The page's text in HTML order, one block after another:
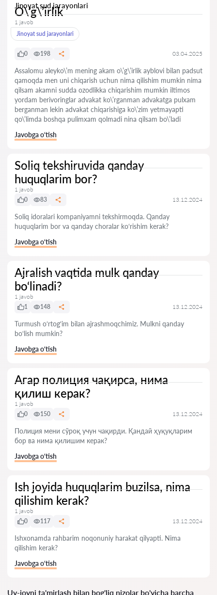
Jinoyat sud jarayonlari
O\’g\’irlik
1 javob
Jinoyat sud jarayonlari
0 198 03.04.2025
Assalomu aleyko\’m mening akam o\’g\’irlik ayblovi bilan padsut
qamoqda men uni chiqarish uchun nima qilishim mumkin nima
qilsam akamni sudda ozodlikka chiqarishim mumkin iltimos
yordam berivoringlar advakat ko\’rganman advakatga pulxam
berganman lekin advakat chiqarishiga ko\’zim yetmayapti
qo\’limda boshqa pulimxam qolmadi nina qilsam bo\’ladi
Javobga o‘tish
Soliq tekshiruvida qanday
huquqlarim bor?
1 javob
0
83 13.12.2024
Soliq idoralari kompaniyamni tekshirmoqda. Qanday
huquqlarim bor va qanday choralar ko‘rishim kerak?
Javobga o‘tish
Ajralish vaqtida mulk qanday
bo‘linadi?
1 javob
1
148 13.12.2024
Turmush o‘rtog‘im bilan ajrashmoqchimiz. Mulkni qanday
bo‘lish mumkin?
Javobga o‘tish
Агар полиция чақирса, нима
қилиш керак?
1 javob
0
150 13.12.2024
Полиция мени сўроқ учун чақирди. Қандай ҳуқуқларим
бор ва нима қилишим керак?
Javobga o‘tish
Ish joyida huquqlarim buzilsa, nima
qilishim kerak?
1 javob
0
117 13.12.2024
Ishxonamda rahbarim noqonuniy harakat qilyapti. Nima
qilishim kerak?
Javobga o‘tish
Uy-joyni ta'mirlash bilan bog'liq nizolar bo'yicha barcha